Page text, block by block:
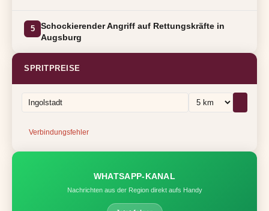
5
Schockierender Angriff auf Rettungskräfte in
Augsburg
SPRITPREISE
Verbindungsfehler
WHATSAPP-KANAL
Nachrichten aus der Region direkt aufs Handy